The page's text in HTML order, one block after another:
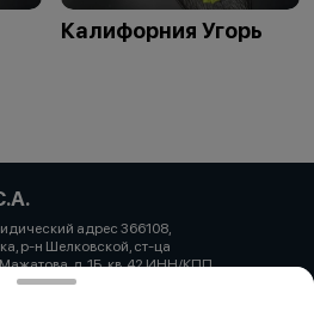
Калифорния Угорь
адрес 366108,
р-н Шелковской, ст-ца
д. 1Б, кв. 42 ИНН/КПП
Банк